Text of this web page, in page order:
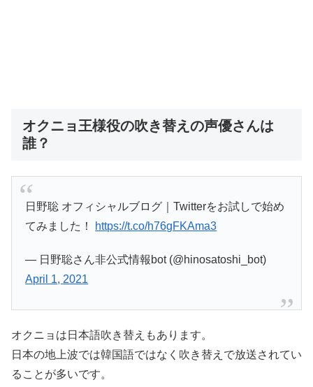
オクニョ王様役の吹き替えの声優さんは
誰？
日野聡 オフィシャルブログ｜Twitterをお試しで始め
てみました！
https://t.co/h76gFKAma3
— 日野聡さん非公式情報bot (@hinosatoshi_bot)
April 1, 2021
オクニョは日本語吹き替えもあります。
日本の地上波では韓国語ではなく吹き替えで放送されてい
ることが多いです。